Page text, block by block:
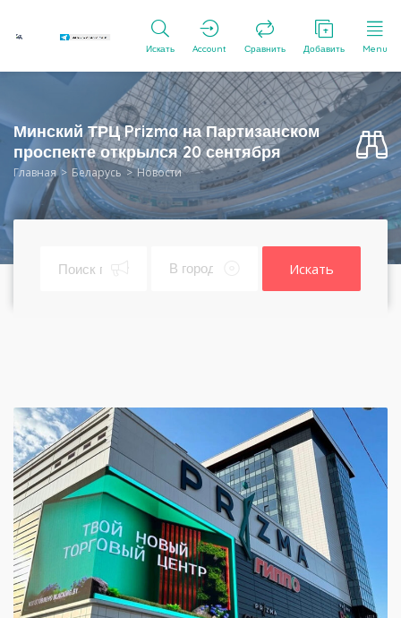
Искать Account Сравнить Добавить Menu
Минский ТРЦ Prizma на Партизанском
проспекте открылся 20 сентября
Главная Беларусь Новости
Искать